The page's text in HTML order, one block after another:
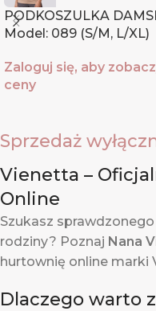
PODKOSZULKA
Model: 089 (S/M, L/XL)
Zaloguj się, aby
ceny
Sprzedaż
Vienetta –
Online
Szukasz
rodziny? Poznaj Nana
hurtownię online marki
Dlaczego warto